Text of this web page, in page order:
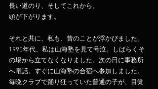
長い道のり、そしてこれから。
頭が下がります。
それと共に、私も、昔のことが浮かびました。
1990年代、私は山海塾を見て号泣。しばらくそ
の場から立てなくなりました。次の日に事務所
へ電話。すぐに山海塾の合宿へ参加しました。
毎晩クラブで踊り狂っていた普通の子が、目覚